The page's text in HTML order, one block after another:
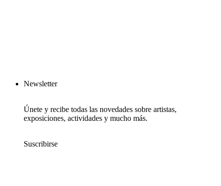
Newsletter
Únete y recibe todas las novedades sobre artistas,
exposiciones, actividades y mucho más.
Suscribirse